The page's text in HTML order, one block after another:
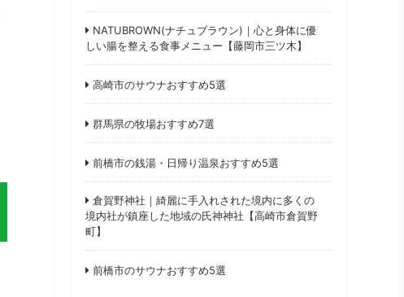
NATUBROWN(ナチュブラウン)｜心と身体に優
しい腸を整える食事メニュー【藤岡市三ツ木】
高崎市のサウナおすすめ5選
群馬県の牧場おすすめ7選
前橋市の銭湯・日帰り温泉おすすめ5選
倉賀野神社｜綺麗に手入れされた境内に多くの
境内社が鎮座した地域の氏神神社【高崎市倉賀野
町】
前橋市のサウナおすすめ5選